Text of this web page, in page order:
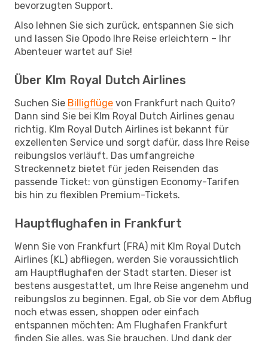
bevorzugten Support.
Also lehnen Sie sich zurück, entspannen Sie sich
und lassen Sie Opodo Ihre Reise erleichtern – Ihr
Abenteuer wartet auf Sie!
Über Klm Royal Dutch Airlines
Suchen Sie Billigflüge von Frankfurt nach Quito?
Dann sind Sie bei Klm Royal Dutch Airlines genau
richtig. Klm Royal Dutch Airlines ist bekannt für
exzellenten Service und sorgt dafür, dass Ihre Reise
reibungslos verläuft. Das umfangreiche
Streckennetz bietet für jeden Reisenden das
passende Ticket: von günstigen Economy-Tarifen
bis hin zu flexiblen Premium-Tickets.
Hauptflughafen in Frankfurt
Wenn Sie von Frankfurt (FRA) mit Klm Royal Dutch
Airlines (KL) abfliegen, werden Sie voraussichtlich
am Hauptflughafen der Stadt starten. Dieser ist
bestens ausgestattet, um Ihre Reise angenehm und
reibungslos zu beginnen. Egal, ob Sie vor dem Abflug
noch etwas essen, shoppen oder einfach
entspannen möchten: Am Flughafen Frankfurt
finden Sie alles, was Sie brauchen. Und dank der